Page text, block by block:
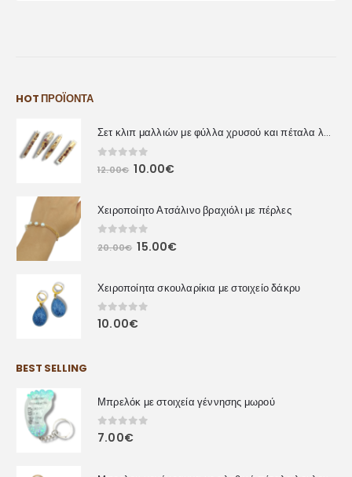
HOT ΠΡΟΪΌΝΤΑ
Σετ κλιπ μαλλιών με φύλλα χρυσού και πέταλα λουλουδιών
out of 5
12.00€ 10.00€
Χειροποίητο Ατσάλινο βραχιόλι με πέρλες
out of 5
20.00€ 15.00€
Χειροποίητα σκουλαρίκια με στοιχείο δάκρυ
0out of 5
10.00€
BEST SELLING
Μπρελόκ με στοιχεία γέννησης μωρού
0 out of 5
7.00€